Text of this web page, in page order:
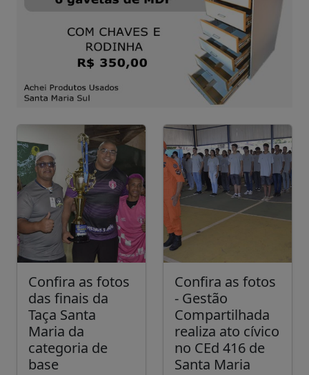
Confira as fotos
das finais da
Taça Santa
Maria da
categoria de
base
Confira as fotos
- Gestão
Compartilhada
realiza ato cívico
no CEd 416 de
Santa Maria